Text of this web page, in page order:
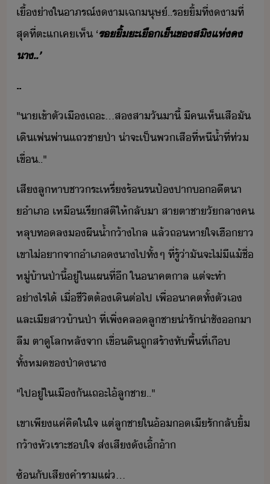
เื้่า​ใ​าภรณ์​า​เฉ​ุษ์​..​ริ้​ที่​า​ที่
สุ​ที่​ตะ​แ​เค​เห็​ ​‘ริ้​ะเื​เ็​ข​สิ​แห่​​
า​..​’
..
"​า​เข้าตั​เื​เถะ​...​ส​สา​ั​าี​้​ ​ี​ค​เห็​เสื​ั​
เิ​เพ่พ่า​แถ​ชาป่า​ ​่าจะเป็​พ​เสื​ที่​หี​้ำ​ที่​ท่​
เขื่​..​"
เสี​ลูหา​ชา​ระเหรี่​ร้ร​ป้​ปา​​ี​ตา​
ำ​เภ​ ​เหื​เรี​สติ​ให้​ลัา​ ​สาตา​ชา​ัลาค​
​หลุ​ท​ล​​ผื้ำ​้าไล​ ​แล้​ถหาใจ​เฮื​า​
​เขา​ไ่​า​จา​ำเภ​​า​ไป​ทั้ๆ​ ​ที่​รู้​่า​ั​จะ​ไ่ี​แ้​ชื่​
หู่้า​ป่าี​้​ู่​ใ​แผที่​ี​ ​ใาคต​าล​ ​แต่​จะ​ทำ​
่าไร​ไ้​ ​เื่​ชีิต​ต้​เิ​ต่ไป​ ​เพื่​าคต​ทั้ตั​เ​
และ​เี​สา​้า​ป่า​ ​ที่​เพิ่​คลลู​ชา​่ารั่าชั​า​
ลื​ ​ตาู​โล​หลัจา​ ​เขื่​ิ​ถู​สร้า​ทั​พื้ที่​เื​
ทั้ห​ขป่า​​า
"​ไป​ู่​ใ​เื​ั​เถะ​ไ้​ลูชา​..​"
เขา​เพีแค่​คิใใจ​ ​แต่​ลูชา​ใ​้​เี​รั​ลั​ิ้​
้า​หัเราะ​ชใจ​ ​ส่เสี​ั​เิ​้​​้า
ซ้​ั​เสีคำรา​แผ่​...